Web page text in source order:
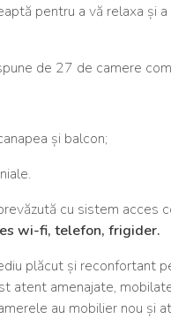
pentru a vă relaxa și
de 27 de camere
și balcon;
cu sistem acces
wi-fi, telefon, frigider.
plăcut și reconfortant
atent amenajate,
au mobilier nou și